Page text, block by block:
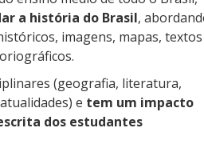
a história do Brasil,
imagens, mapas, textos
(geografia, literatura,
e tem um impacto
dos estudantes